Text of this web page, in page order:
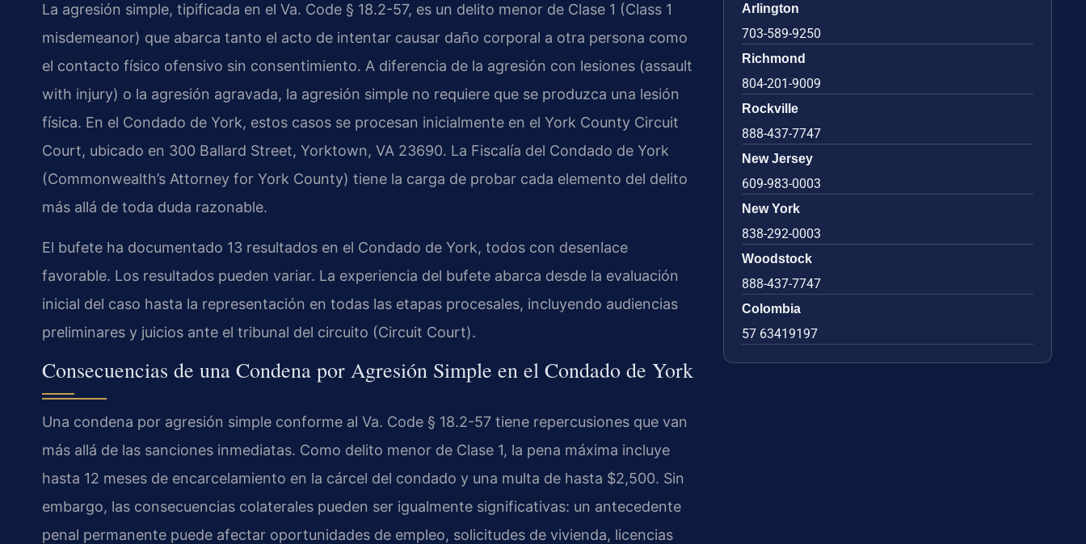
La agresión simple, tipificada en el Va. Code § 18.2-57, es un delito menor de Clase 1 (Class 1
misdemeanor) que abarca tanto el acto de intentar causar daño corporal a otra persona como
el contacto físico ofensivo sin consentimiento. A diferencia de la agresión con lesiones (assault
with injury) o la agresión agravada, la agresión simple no requiere que se produzca una lesión
física. En el Condado de York, estos casos se procesan inicialmente en el York County Circuit
Court, ubicado en 300 Ballard Street, Yorktown, VA 23690. La Fiscalía del Condado de York
(Commonwealth’s Attorney for York County) tiene la carga de probar cada elemento del delito
más allá de toda duda razonable.
El bufete ha documentado 13 resultados en el Condado de York, todos con desenlace
favorable. Los resultados pueden variar. La experiencia del bufete abarca desde la evaluación
inicial del caso hasta la representación en todas las etapas procesales, incluyendo audiencias
preliminares y juicios ante el tribunal del circuito (Circuit Court).
Consecuencias de una Condena por Agresión Simple en el Condado de York
Una condena por agresión simple conforme al Va. Code § 18.2-57 tiene repercusiones que van
más allá de las sanciones inmediatas. Como delito menor de Clase 1, la pena máxima incluye
hasta 12 meses de encarcelamiento en la cárcel del condado y una multa de hasta $2,500. Sin
embargo, las consecuencias colaterales pueden ser igualmente significativas: un antecedente
penal permanente puede afectar oportunidades de empleo, solicitudes de vivienda, licencias
Arlington
703-589-9250
Richmond
804-201-9009
Rockville
888-437-7747
New Jersey
609-983-0003
New York
838-292-0003
Woodstock
888-437-7747
Colombia
57 63419197